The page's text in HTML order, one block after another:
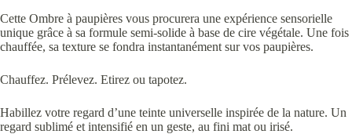
Cette Ombre à paupières vous procurera une expérience sensorielle
unique grâce à sa formule semi-solide à base de cire végétale. Une fois
chauffée, sa texture se fondra instantanément sur vos paupières.
Chauffez. Prélevez. Etirez ou tapotez.
Habillez votre regard d’une teinte universelle inspirée de la nature. Un
regard sublimé et intensifié en un geste, au fini mat ou irisé.